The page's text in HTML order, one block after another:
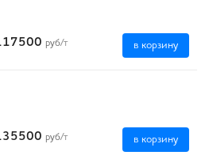
руб/т в корзину
руб/т в корзину